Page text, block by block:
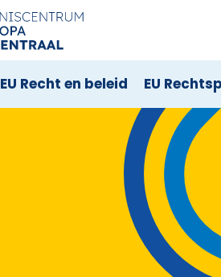
EU Recht en beleid EU